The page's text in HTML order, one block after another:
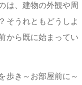
は、建物の外観や周
そうれともどうしよ
から既に始まってい
歩き～お部屋前に～